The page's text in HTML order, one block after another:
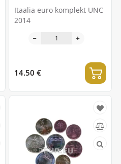
Itaalia euro komplekt UNC
2014
14.50 €